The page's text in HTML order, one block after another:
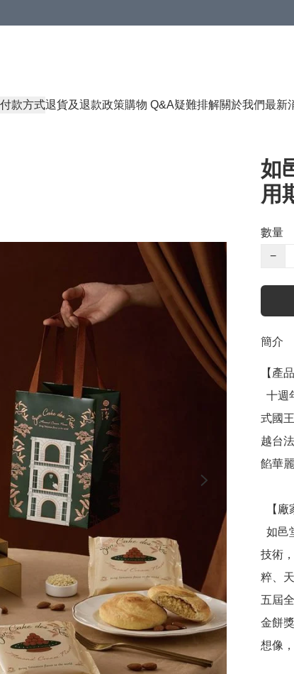
付款方式退貨及退款政策購物 Q&A疑難排解關於我們最新
如
用
數量
−
簡介
【產
式國
越台
餡華
技術
粹、
五屆
金餅
想像